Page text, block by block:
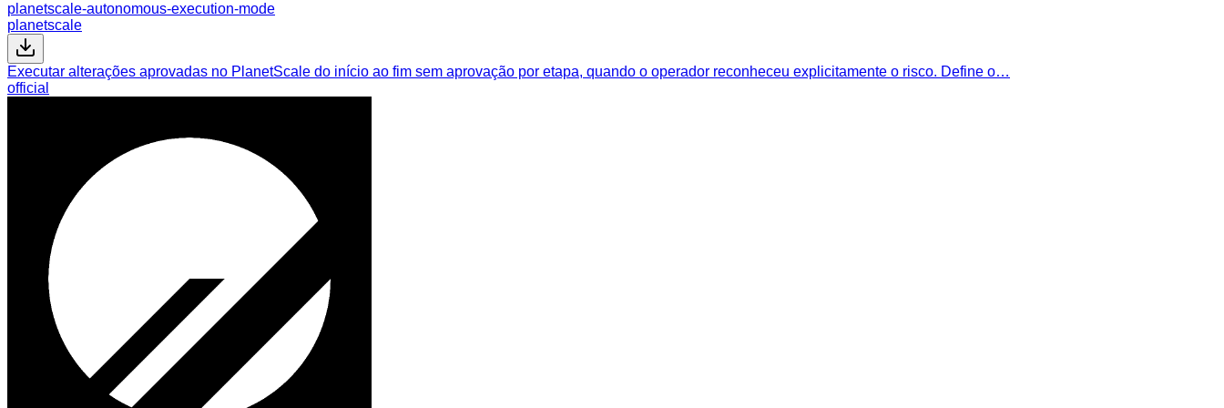
planetscale-autonomous-execution-mode
planetscale
Executar alterações aprovadas no PlanetScale do início ao fim sem aprovação por etapa, quando o operador reconheceu explicitamente o risco. Define o…
official